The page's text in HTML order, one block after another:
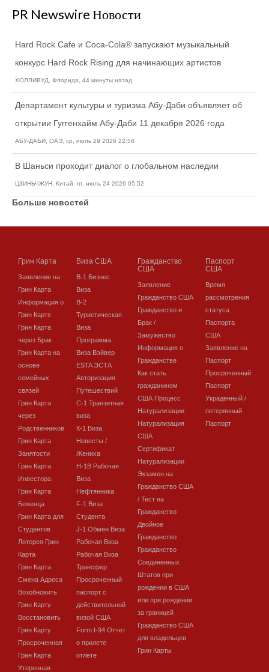
PR Newswire Новости
Hard Rock Cafe и Coca-Cola® запускают музыкальный
конкурс Hard Rock Rising для начинающих артистов
ХОЛЛИВУД, Флорида, 44 минуты назад
Департамент культуры и туризма Абу-Даби объявляет об
открытии Гуггенхайм Абу-Даби 11 декабря 2026 года
АБУ-ДАБИ, ОАЭ, ср, июль 29 2026 22:58
В Шаньси проходит диалог о глобальном наследии
ЦЗИНЬЧЖУН, Китай, пт, июль 24 2026 05:52
Больше новостей
Грин Карта
Заявление на
Грин Карта
Информация о
Грин Карте
Грин Карта
через Брак
Грин Карта на
основе
семейных
связей
Грин Карта
через
Родственников
Грин Карта
Занятости
Грин Карта
Инвестора
Грин Карта
Беженца
Грин Карта для
Студентов
Лотерея Грин
Карта
Грин Карта
Смена Адреса
Возобновить
Грин Карту
Восстановить
Грин Карту
Просроченная
Грин Карта
Утеренная
Виза США
В-1 Бизнес
Виза
В-2
Туристическая
Виза
Программа
Виза Вэйвер
ESTA ЭСТА
Авторизация
Путешествий
C-1 Транзитная
виза
К-1 Виза
Невесты /
Жениха
H-1B Рабочая
Виза
Нефтянника
F-1 Виза
Студента
J-1 Обмен Виза
Рабочая Виза
Рабочая Виза
Трансфер
Просроченный
паспорт с
действительной
визой США
Form I-94 Отчет
о прилете
отлете
Гражданство
США
Заявление
Гражданство США
Гражданство и
Брак /
Замужество
Информация о
Гражданстве
Как стать
гражданином
США Процесс
Натурализации
Натурализация
США
Сертификат
Натурализации
Экзамен на
Гражданство США
/ Тест на
Гражданство
Двойное
Гражданство
Гражданство
Соединенных
Штатов при
рождении в США
или при рождении
за границей
Гражданство США
для владельцев
Грин Карты
Паспорт
США
Время
рассмотрения
статуса
Паспорта
США
Заявление на
Паспорт
Просроченный
Паспорт
Украденный /
потерянный
Паспорт